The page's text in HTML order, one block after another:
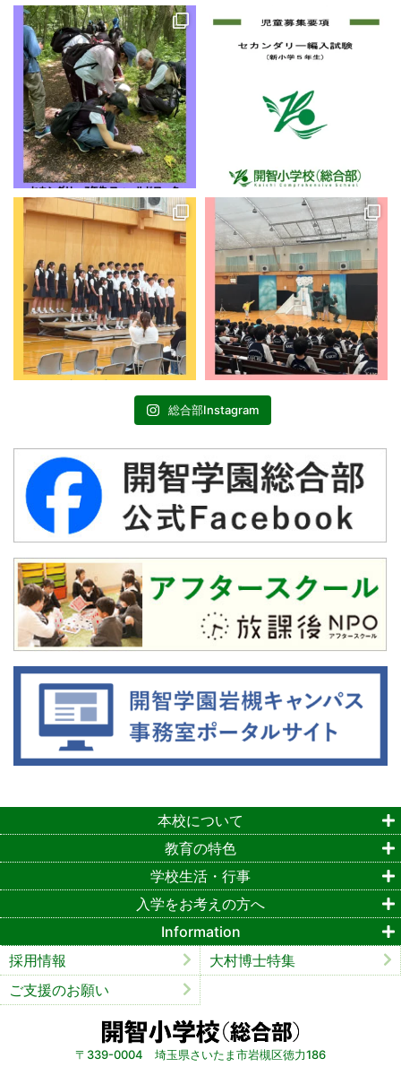
総合部Instagram
〒339-0004 埼玉県さいたま市岩槻区徳力186
本校について
教育の特色
学校生活・行事
入学をお考えの方へ
Information
採用情報
大村博士特集
ご支援のお願い